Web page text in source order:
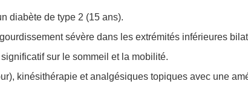
diabète de type 2 (15 ans).
sévère dans les extrémités inférieures
sur le sommeil et la mobilité.
kinésithérapie et analgésiques topiques avec une